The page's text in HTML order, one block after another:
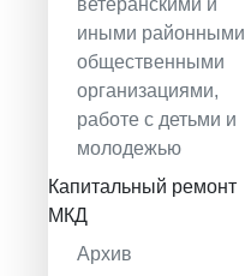
иными районными
общественными
организациями,
работе с детьми и
молодежью
Капитальный ремонт
МКД
Архив